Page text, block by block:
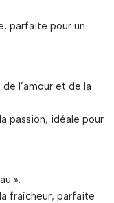
parfaite pour un
l’amour et de la
passion, idéale pour
».
fraîcheur, parfaite